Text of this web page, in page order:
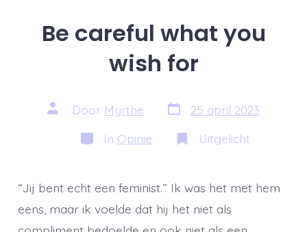
Be careful what you
wish for
Auteur
van
bericht
Door Myrthe Berichtdatum
25 april 2023
Categorieën
In Opinie Uitgelicht
“Jij bent echt een feminist.” Ik was het met hem
eens, maar ik voelde dat hij het niet als